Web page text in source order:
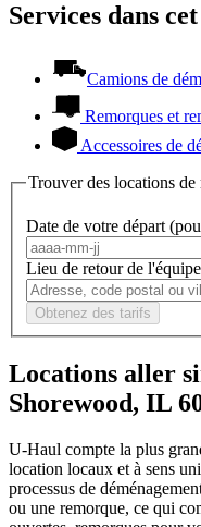
Services dans
Camions de
Remorques et
Accessoires de
Trouver des locations de
Date de votre départ
Lieu de retour de
Obtenez des tarifs
Locations aller
Shorewood, IL
U-Haul compte la plus
location locaux et à sens
processus de
ou une remorque, ce qui